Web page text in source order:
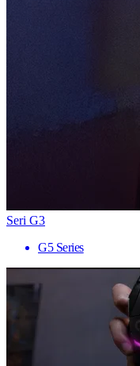
Seri G3
G5 Series